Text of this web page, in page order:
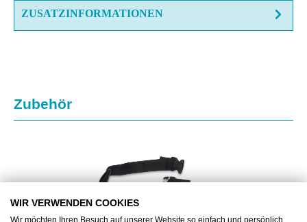
ZUSATZINFORMATIONEN
Produktgalerie überspringen
Zubehör
WIR VERWENDEN COOKIES
Wir möchten Ihren Besuch auf unserer Website so einfach und persönlich